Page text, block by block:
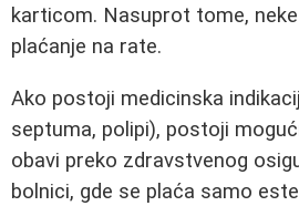
karticom. Nasuprot tome,
plaćanje na rate.
Ako postoji medicinska
septuma, polipi), postoji
obavi preko zdravstvenog
bolnici, gde se plaća samo